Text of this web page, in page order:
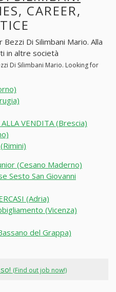
CAREER,
Di Silimbani Mario. Alla
in altre società
Di Silimbani Mario. Looking for
VENDITA (Brescia)
(Cesano Maderno)
Sesto San Giovanni
(Adria)
(Vicenza)
del Grappa)
(Find out job now!)